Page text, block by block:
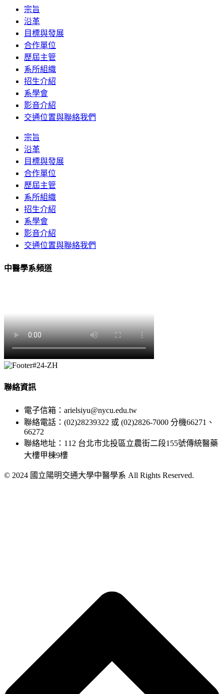
宗旨
沿革
目標與發展
合作單位
歷屆主管
系所組織
招生介紹
系學會
影音介紹
交通位置與聯絡我們
宗旨
沿革
目標與發展
合作單位
歷屆主管
系所組織
招生介紹
系學會
影音介紹
交通位置與聯絡我們
中醫學系頻道
聯絡資訊
電子信箱：arielsiyu@nycu.edu.tw
聯絡電話：(02)28239322 或 (02)2826-7000 分機66271、
66272
聯絡地址：112 台北市北投區立農街二段155號傳統醫藥
大樓甲棟9樓
© 2024 國立陽明交通大學中醫學系 All Rights Reserved.